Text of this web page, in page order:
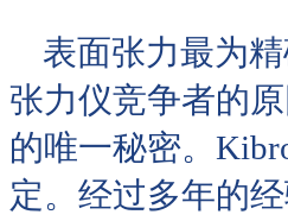
表面张力最为精
张力仪竞争者的
的唯一秘密。
定。经过多年的